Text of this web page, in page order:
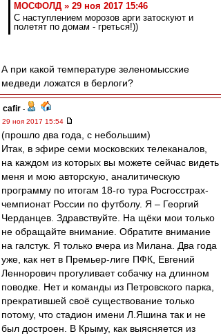
МОСФОЛД » 29 ноя 2017 15:46
С наступлением морозов арги затоскуют и
полетят по домам - греться!))
А при какой температуре зеленомысские
медведи ложатся в берлоги?
cafir -
29 ноя 2017 15:54
(прошло два года, с небольшим)
Итак, в эфире семи московских телеканалов,
на каждом из которых вы можете сейчас видеть
меня и мою авторскую, аналитическую
программу по итогам 18-го тура Росгосстрах-
чемпионат России по футболу. Я – Георгий
Черданцев. Здравствуйте. На щёки мои только
не обращайте внимание. Обратите внимание
на галстук. Я только вчера из Милана. Два года
уже, как нет в Премьер-лиге ПФК, Евгений
Леннорович прогуливает собачку на длинном
поводке. Нет и команды из Петровского парка,
прекратившей своё существование только
потому, что стадион имени Л.Яшина так и не
был достроен. В Крыму, как выясняется из